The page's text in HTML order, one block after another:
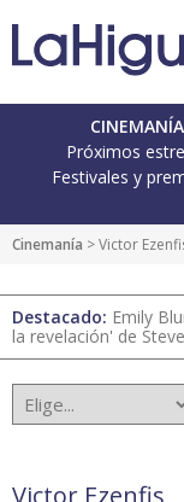
Próximos
Festivales y
Cinemanía > Victor
Destacado: Emily
la revelación' de